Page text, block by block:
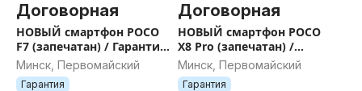
Договорная
НОВЫЙ смартфон POCO
F7 (запечатан) / Гарантия
/ Все цвета / Память
Минск, Первомайский
Гарантия
Договорная
НОВЫЙ смартфон POCO
X8 Pro (запечатан) /
Гарантия / Все цвета /
Память
Минск, Первомайский
Гарантия